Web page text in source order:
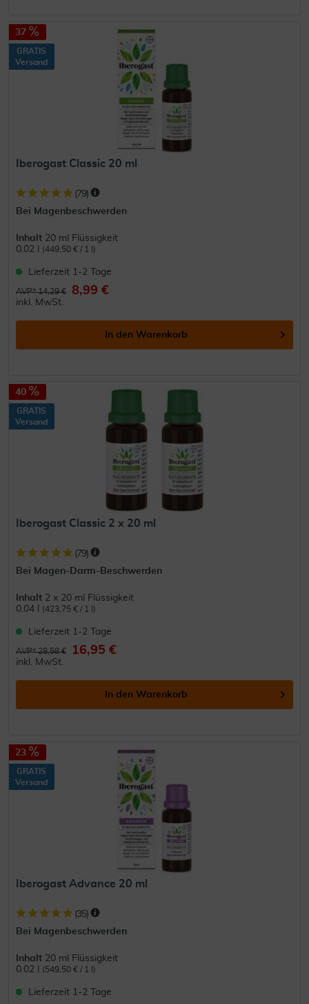
37
GRATIS
Versand
Iberogast Classic 20 ml
(79)
Bei Magenbeschwerden
Inhalt 20 ml Flüssigkeit
0.02 l
(449,50 € / 1 l)
Lieferzeit 1-2 Tage
AVP* 14,29 € 8,99 €
inkl. MwSt.
In den Warenkorb
40
GRATIS
Versand
Iberogast Classic 2 x 20 ml
(79)
Bei Magen-Darm-Beschwerden
Inhalt 2 x 20 ml Flüssigkeit
0.04 l
(423,75 € / 1 l)
Lieferzeit 1-2 Tage
AVP* 28,58 € 16,95 €
inkl. MwSt.
In den Warenkorb
23
GRATIS
Versand
Iberogast Advance 20 ml
(35)
Bei Magenbeschwerden
Inhalt 20 ml Flüssigkeit
0.02 l
(549,50 € / 1 l)
Lieferzeit 1-2 Tage